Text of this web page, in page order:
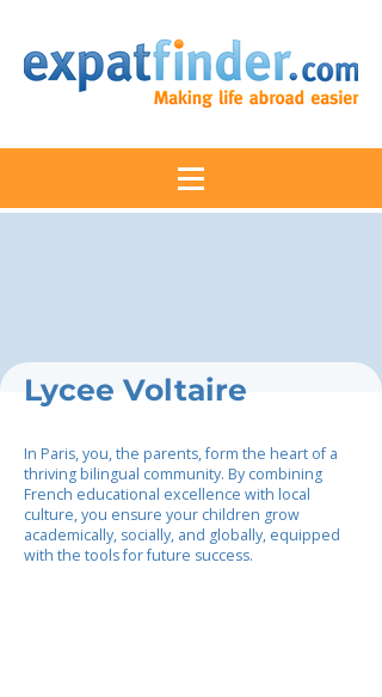
Lycee Voltaire
In Paris, you, the parents, form the heart of a
thriving bilingual community. By combining
French educational excellence with local
culture, you ensure your children grow
academically, socially, and globally, equipped
with the tools for future success.